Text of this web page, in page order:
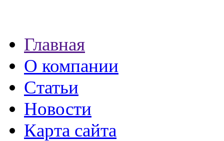
экспресс займы
Главная
О компании
Статьи
Новости
Карта сайта